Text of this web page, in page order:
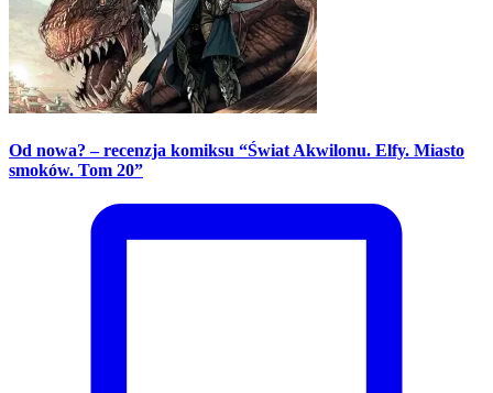
Od nowa? – recenzja komiksu “Świat Akwilonu. Elfy. Miasto
smoków. Tom 20”